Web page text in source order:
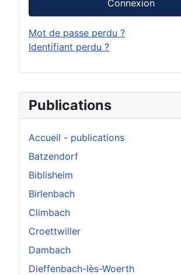
Publications
Accueil - publications
Batzendorf
Biblisheim
Birlenbach
Climbach
Croettwiller
Dambach
Dieffenbach-lès-Woerth
Connexion
Mot de passe perdu ?
Identifiant perdu ?